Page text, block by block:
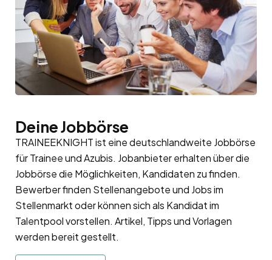
Deine Jobbörse
TRAINEEKNIGHT ist eine deutschlandweite Jobbörse
für Trainee und Azubis. Jobanbieter erhalten über die
Jobbörse die Möglichkeiten, Kandidaten zu finden.
Bewerber finden Stellenangebote und Jobs im
Stellenmarkt oder können sich als Kandidat im
Talentpoolvorstellen. Artikel, Tipps und Vorlagen
werden bereit gestellt.